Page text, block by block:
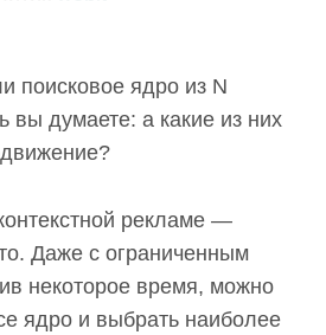
поисковое ядро из N
вы думаете: а какие
в продвижение?
рекламе —
Даже с ограниченным
некоторое время, можно
ядро и выбрать